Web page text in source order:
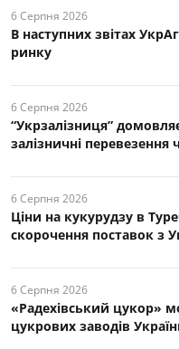
6 Серпня 2026
В наступних звітах
ринку
6 Серпня 2026
“Укрзалізниця”
залізничні перевезення
6 Серпня 2026
Ціни на кукурудзу в
скорочення поставок з
6 Серпня 2026
«Радехівський цукор»
цукрових заводів